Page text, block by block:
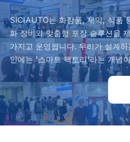
SICIAUTO는 화장품, 제약, 식품
화 장비와 맞춤형 포장 솔루션을
가지고 운영됩니다. 우리가 설계
인에는 '스마트 팩토리'라는 개념